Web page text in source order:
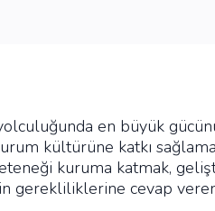
en büyük
kültürüne katkı
kuruma katmak,
gerekliliklerine cevap